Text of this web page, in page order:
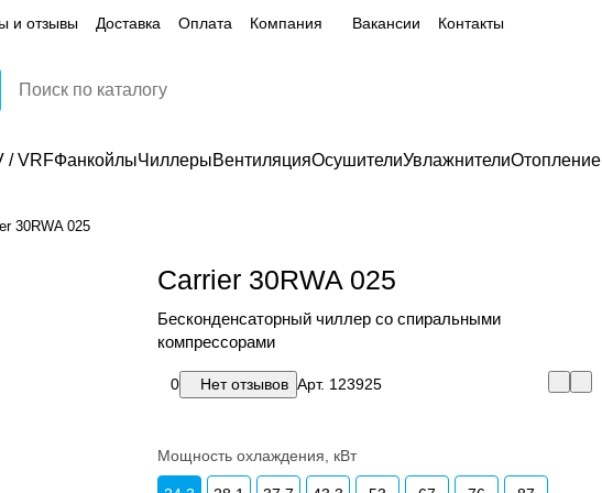
и отзывы Доставка Оплата Компания Вакансии Контакты
/ VRFФанкойлыЧиллерыВентиляцияОсушителиУвлажнителиОтопление
30RWA 025
Carrier 30RWA 025
Бесконденсаторный чиллер со спиральными
компрессорами
0 Нет отзывов Арт. 123925
Мощность охлаждения, кВт